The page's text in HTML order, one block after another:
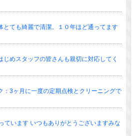
とても綺麗で清潔。１０年ほど通ってます
めスタッフの皆さんも親切に対応してく
：3ヶ月に一度の定期点検とクリーニングで
ています いつもありがとうございますみな